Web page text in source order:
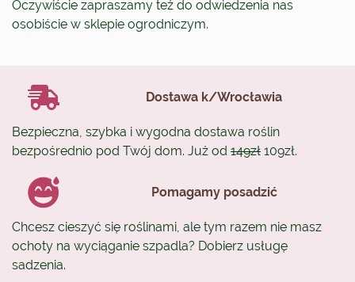
Oczywiście zapraszamy też do odwiedzenia nas
osobiście w sklepie ogrodniczym.
Dostawa k/Wrocławia
Bezpieczna, szybka i wygodna dostawa roślin
bezpośrednio pod Twój dom. Już od 149zł 109zł.
Pomagamy posadzić
Chcesz cieszyć się roślinami, ale tym razem nie masz
ochoty na wyciąganie szpadla? Dobierz usługę
sadzenia.